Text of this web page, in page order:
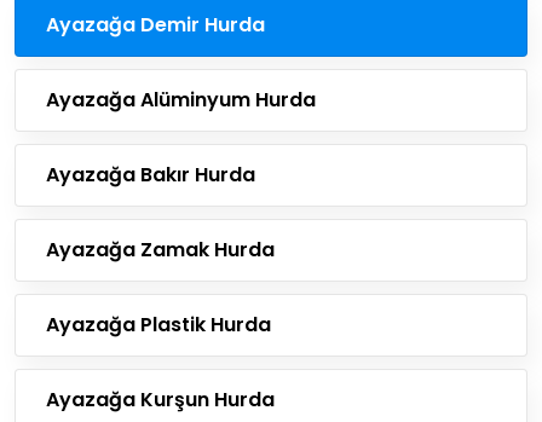
Ayazağa Demir Hurda
Ayazağa Alüminyum Hurda
Ayazağa Bakır Hurda
Ayazağa Zamak Hurda
Ayazağa Plastik Hurda
Ayazağa Kurşun Hurda